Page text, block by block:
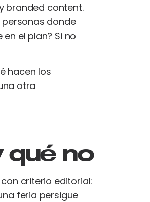
branded content.
personas donde
el plan? Si no
hacen los
otra
qué no
criterio editorial:
feria persigue